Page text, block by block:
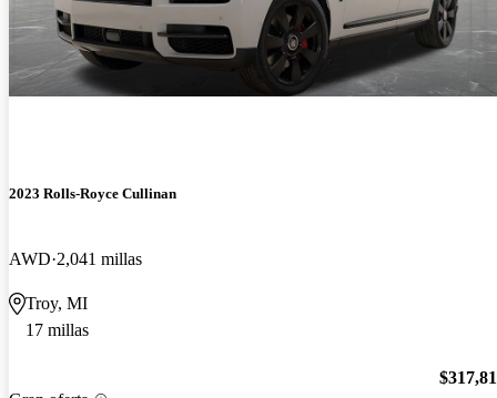
2023 Rolls-Royce Cullinan
AWD 2,041 millas
Troy, MI
17 millas